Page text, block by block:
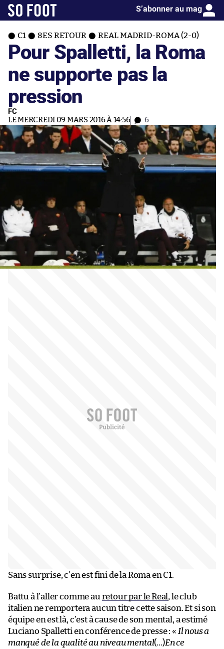
S’abonner au mag
C1 8ES RETOUR REAL MADRID-ROMA (2-0)
Pour Spalletti, la Roma
ne supporte pas la
pression
FC
LE MERCREDI 09 MARS 2016 À 14:56 6
Sans surprise, c’en est fini de la Roma en C1.
Battu à l’aller comme au retour par le Real, le club
italien ne remportera aucun titre cette saison. Et si son
équipe en est là, c’est à cause de son mental, a estimé
Luciano Spalletti en conférence de presse : « Il nous a
manqué de la qualité au niveau mental(…)En ce